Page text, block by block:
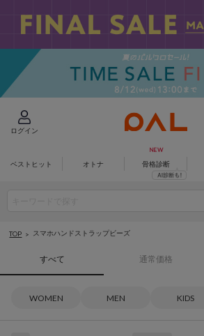
ログイン
ベストヒット オトナ 骨格診断
TOP スマホハンドストラップビーズ
すべて 通常価格
WOMEN MEN KIDS